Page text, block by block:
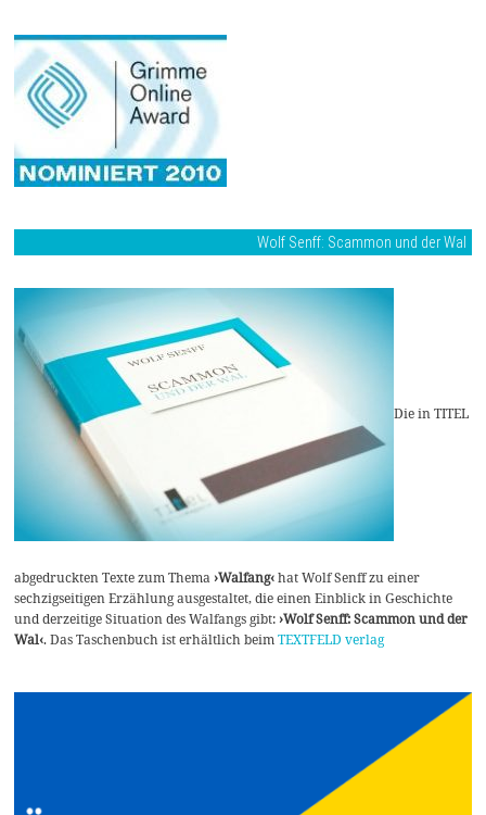
Wolf Senff: Scammon und der Wal
Die in TITEL
abgedruckten Texte zum Thema›Walfang‹hat Wolf Senff zu einer
sechzigseitigen Erzählung ausgestaltet, die einen Einblick in Geschichte
und derzeitige Situation des Walfangs gibt:›Wolf Senff: Scammon und der
Wal‹. Das Taschenbuch ist erhältlich beimTEXTFELD verlag